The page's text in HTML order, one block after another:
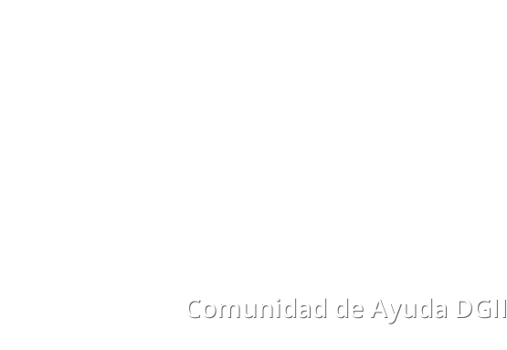
Comunidad de Ayuda DGII